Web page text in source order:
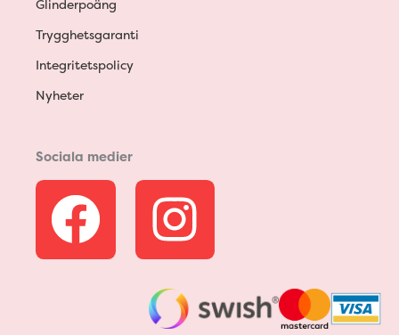
Glinderpoäng
Trygghetsgaranti
Integritetspolicy
Nyheter
Sociala medier
F
a
I
n
s